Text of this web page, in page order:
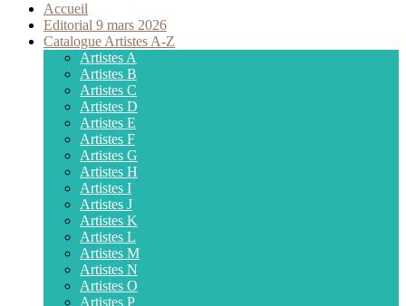
Accueil
Editorial 9 mars 2026
Catalogue Artistes A-Z
Artistes A
Artistes B
Artistes C
Artistes D
Artistes E
Artistes F
Artistes G
Artistes H
Artistes I
Artistes J
Artistes K
Artistes L
Artistes M
Artistes N
Artistes O
Artistes P